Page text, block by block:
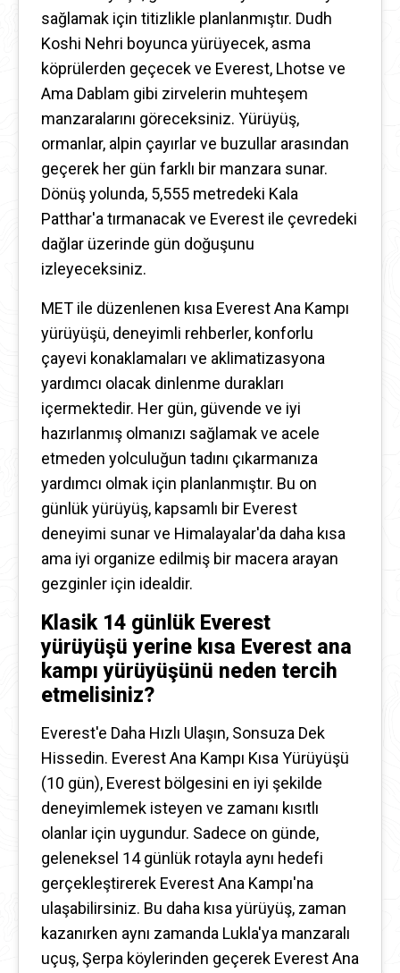
sağlamak için titizlikle planlanmıştır. Dudh
Koshi Nehri boyunca yürüyecek, asma
köprülerden geçecek ve Everest, Lhotse ve
Ama Dablam gibi zirvelerin muhteşem
manzaralarını göreceksiniz. Yürüyüş,
ormanlar, alpin çayırlar ve buzullar arasından
geçerek her gün farklı bir manzara sunar.
Dönüş yolunda, 5,555 metredeki Kala
Patthar'a tırmanacak ve Everest ile çevredeki
dağlar üzerinde gün doğuşunu
izleyeceksiniz.
MET ile düzenlenen kısa Everest Ana Kampı
yürüyüşü, deneyimli rehberler, konforlu
çayevi konaklamaları ve aklimatizasyona
yardımcı olacak dinlenme durakları
içermektedir. Her gün, güvende ve iyi
hazırlanmış olmanızı sağlamak ve acele
etmeden yolculuğun tadını çıkarmanıza
yardımcı olmak için planlanmıştır. Bu on
günlük yürüyüş, kapsamlı bir Everest
deneyimi sunar ve Himalayalar'da daha kısa
ama iyi organize edilmiş bir macera arayan
gezginler için idealdir.
Klasik 14 günlük Everest
yürüyüşü yerine kısa Everest ana
kampı yürüyüşünü neden tercih
etmelisiniz?
Everest'e Daha Hızlı Ulaşın, Sonsuza Dek
Hissedin. Everest Ana Kampı Kısa Yürüyüşü
(10 gün), Everest bölgesini en iyi şekilde
deneyimlemek isteyen ve zamanı kısıtlı
olanlar için uygundur. Sadece on günde,
geleneksel 14 günlük rotayla aynı hedefi
gerçekleştirerek Everest Ana Kampı'na
ulaşabilirsiniz. Bu daha kısa yürüyüş, zaman
kazanırken aynı zamanda Lukla'ya manzaralı
uçuş, Şerpa köylerinden geçerek Everest Ana